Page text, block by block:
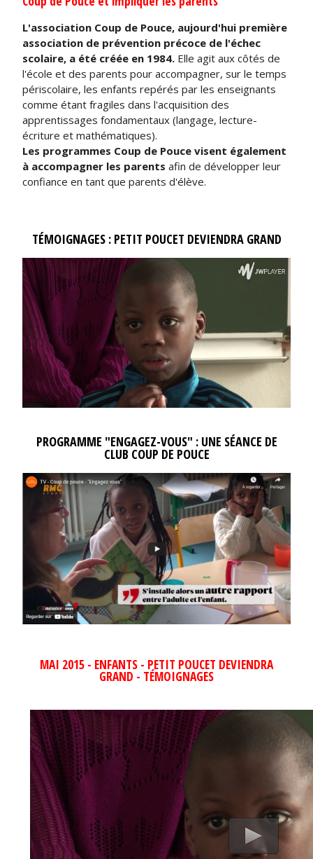
L'association Coup de Pouce, aujourd'hui première
association de prévention précoce de l'échec
scolaire, a été créée en 1984. Elle agit aux côtés de
l'école et des parents pour accompagner, sur le temps
périscolaire, les enfants repérés par les enseignants
comme étant fragiles dans l'acquisition des
apprentissages fondamentaux (langage, lecture-
écriture et mathématiques).
Les programmes Coup de Pouce visent également
à accompagner les parents afin de développer leur
confiance en tant que parents d'élève.
TÉMOIGNAGES : PETIT POUCET DEVIENDRA GRAND
PROGRAMME "ENGAGEZ-VOUS" : UNE SÉANCE DE
CLUB COUP DE POUCE
MAI 2015 - ENFANTS - PETIT POUCET DEVIENDRA
GRAND - TÉMOIGNAGES